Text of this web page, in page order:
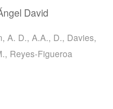
David
, A. D., A.A., D., Davies,
, Reyes-Figueroa